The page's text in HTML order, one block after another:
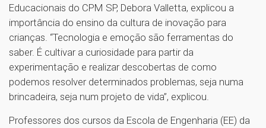
Educacionais do CPM SP, Debora Valletta, explicou a
importância do ensino da cultura de inovação para
crianças. “Tecnologia e emoção são ferramentas do
saber. É cultivar a curiosidade para partir da
experimentação e realizar descobertas de como
podemos resolver determinados problemas, seja numa
brincadeira, seja num projeto de vida”, explicou.
Professores dos cursos da Escola de Engenharia (EE) da